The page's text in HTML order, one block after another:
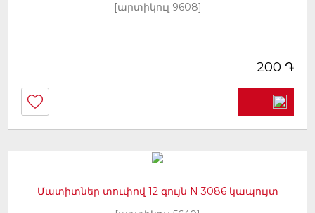
[արտիկուլ 9608]
200 ֏
Մատիտներ տուփով 12 գույն N 3086 կապույտ